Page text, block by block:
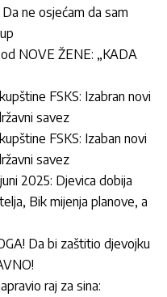
ne osjećam da sam
NOVE ŽENE: „KADA
FSKS: Izabran novi
savez
FSKS: Izaban novi
savez
2025: Djevica dobija
Bik mijenja planove, a
Da bi zaštitio djevojku
raj za sina: